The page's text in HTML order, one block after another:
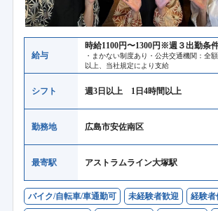
給与
時給1100円〜1300円※週３出勤条
・まかない制度あり・公共交通機関：全
以上、当社規定により支給
シフト 週3日以上 1日4時間以上
勤務地 広島市安佐南区
最寄駅 アストラムライン大塚駅
バイク/自転車/車通勤可 未経験者歓迎 経験者